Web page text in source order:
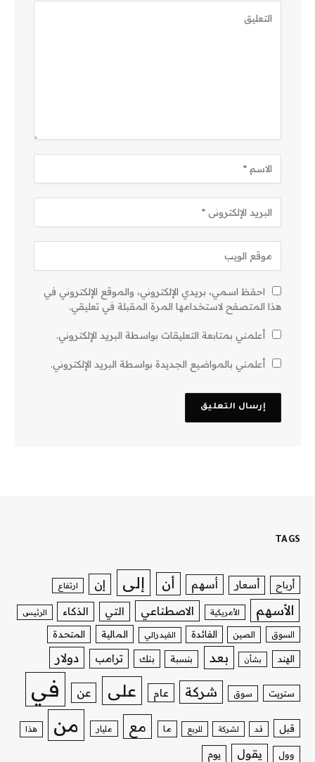
احفظ اسمي، بريدي الإلكتروني، والموقع الإلكتروني في
هذا المتصفح لاستخدامها المرة المقبلة في تعليقي.
أعلمني بمتابعة التعليقات بواسطة البريد الإلكتروني.
أعلمني بالمواضيع الجديدة بواسطة البريد الإلكتروني.
TAGS
أرباح أسعار أسهم أن إلى إن ارتفاع
الأسهم الأمريكية الاصطناعي التي الذكاء الرئيس
السوق الصين الفائدة الفيدرالي المالية المتحدة
الهند بشأن بعد بنسبة بنك ترامب دولار
ستريت سوق شركة عام على عن في
قبل قد لشركة للربع ما مع مليار من هذا
وول يقول يوم